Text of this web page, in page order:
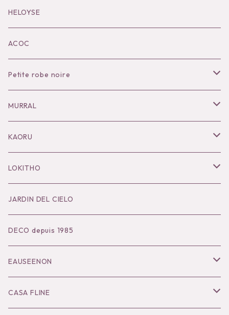
Black series
KOKO別注
HELOYSE
ACOC
Petite robe noire
Necklace
Pierce
Bracelet／Bangle
Ring
Brooch
Hair Accessories
MURRAL
Outer
Tops
Bottoms
Dress
Accessories
KAORU
Necklace
Pierce
Ear Cuff
Bangle
Ring
LOKITHO
Tops
Bottoms
Dress
Knit
JARDIN DEL CIELO
DECO depuis 1985
EAUSEENON
Tops
CASA FLINE